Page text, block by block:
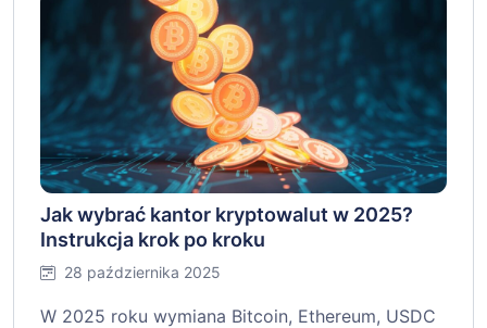
Jak wybrać kantor kryptowalut w 2025?
Instrukcja krok po kroku
28 października 2025
W 2025 roku wymiana Bitcoin, Ethereum, USDC